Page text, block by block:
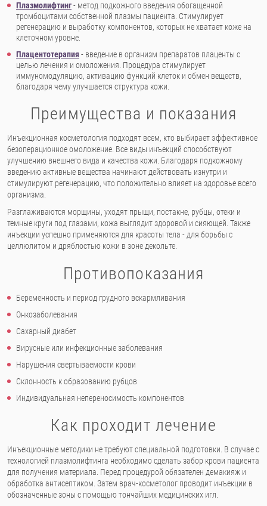
Плазмолифтинг- метод подкожного введения обогащенной
тромбоцитами собственной плазмы пациента. Стимулирует
регенерацию и выработку компонентов, которых не хватает коже на
клеточном уровне.
Плацентотерапия - введение в организм препаратов плаценты с
целью лечения и омоложения. Процедура стимулирует
иммуномодуляцию, активацию функций клеток и обмен веществ,
благодаря чему улучшается структура кожи.
Преимущества и показания
Инъекционная косметология подходят всем, кто выбирает эффективное
безоперационное омоложение. Все виды инъекций способствуют
улучшению внешнего вида и качества кожи. Благодаря подкожному
введению активные вещества начинают действовать изнутри и
стимулируют регенерацию, что положительно влияет на здоровье всего
организма.
Разглаживаются морщины, уходят прыщи, постакне, рубцы, отеки и
темные круги под глазами, кожа выглядит здоровой и сияющей. Также
инъекции успешно применяются для красоты тела - для борьбы с
целлюлитом и дряблостью кожи в зоне декольте.
Противопоказания
Беременность и период грудного вскармливания
Онкозаболевания
Сахарный диабет
Вирусные или инфекционные заболевания
Нарушения свертываемости крови
Склонность к образованию рубцов
Индивидуальная непереносимость компонентов
Как проходит лечение
Инъекционные методики не требуют специальной подготовки. В случае с
технологией плазмолифтинга необходимо сделать забор крови пациента
для получения материала. Перед процедурой обязателен демакияж и
обработка антисептиком. Затем врач-косметолог проводит инъекции в
обозначенные зоны с помощью тончайших медицинских игл.